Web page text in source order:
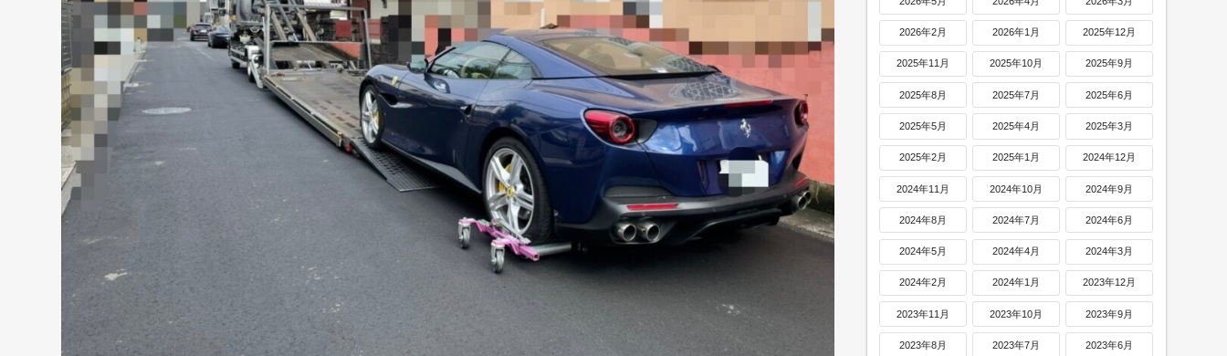
2026年2月 2026年1月 2025年12月
2025年11月 2025年10月 2025年9月
2025年8月 2025年7月 2025年6月
2025年5月 2025年4月 2025年3月
2025年2月 2025年1月 2024年12月
2024年11月 2024年10月 2024年9月
2024年8月 2024年7月 2024年6月
2024年5月 2024年4月 2024年3月
2024年2月 2024年1月 2023年12月
2023年11月 2023年10月 2023年9月
2023年8月 2023年7月 2023年6月